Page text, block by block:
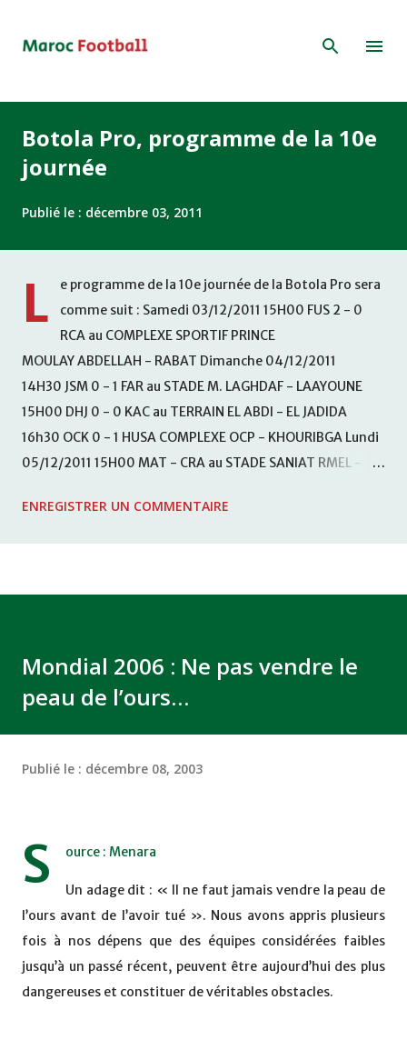
Botola Pro, programme de la 10e
journée
Publié le : décembre 03, 2011
L
e programme de la 10e journée de la Botola Pro sera
comme suit : Samedi 03/12/2011 15H00 FUS 2 - 0
RCA au COMPLEXE SPORTIF PRINCE
MOULAY ABDELLAH - RABAT Dimanche 04/12/2011
14H30 JSM 0 - 1 FAR au STADE M. LAGHDAF - LAAYOUNE
15H00 DHJ 0 - 0 KAC au TERRAIN EL ABDI - EL JADIDA
16h30 OCK 0 - 1 HUSA COMPLEXE OCP - KHOURIBGA Lundi
05/12/2011 15H00 MAT - CRA au STADE SANIAT RMEL -
KHEMISET Mardi 06/12/2011 15H00 WAF - OCS au
ENREGISTRER UN COMMENTAIRE
Mondial 2006 : Ne pas vendre le
peau de l’ours…
Publié le : décembre 08, 2003
S ource : Menara
Un adage dit : « Il ne faut jamais vendre la peau de
l’ours avant de l’avoir tué ». Nous avons appris plusieurs
fois à nos dépens que des équipes considérées faibles
jusqu’à un passé récent, peuvent être aujourd’hui des plus
dangereuses et constituer de véritables obstacles.